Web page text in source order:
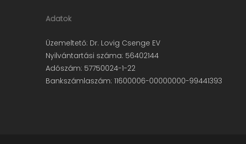
Adatok
Üzemeltető: Dr. Lovig Csenge EV
Nyilvántartási száma: 56402144
Adószám: 57750024-1-22
Bankszámlaszám: 11600006-00000000-99441393